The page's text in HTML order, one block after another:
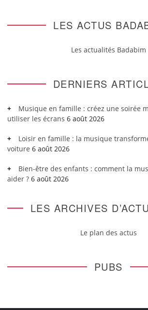
LES ACTUS
Les actualités Badabim
DERNIERS
Musique en famille : créez une soirée
utiliser les écrans 6 août 2026
Loisir en famille : la musique
voiture 6 août 2026
Bien-être des enfants : comment la
aider ? 6 août 2026
LES ARCHIVES
Le plan des actus
PUBS